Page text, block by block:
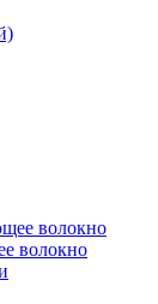
волокно